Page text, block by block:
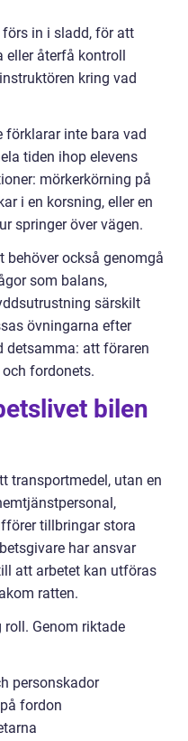
in i sladd, för att
återfå kontroll
kring vad
förklarar inte bara vad
tiden ihop elevens
mörkerkörning på
i en korsning, eller en
springer över vägen.
behöver också genomgå
som balans,
särskilt
övningarna efter
detsamma: att föraren
fordonets.
bilen
transportmedel, utan en
tillbringar stora
har ansvar
att arbetet kan utföras
ratten.
Genom riktade
personskador
fordon